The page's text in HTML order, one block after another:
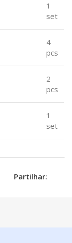
1
set
4
pcs
2
pcs
1
set
Partilhar: